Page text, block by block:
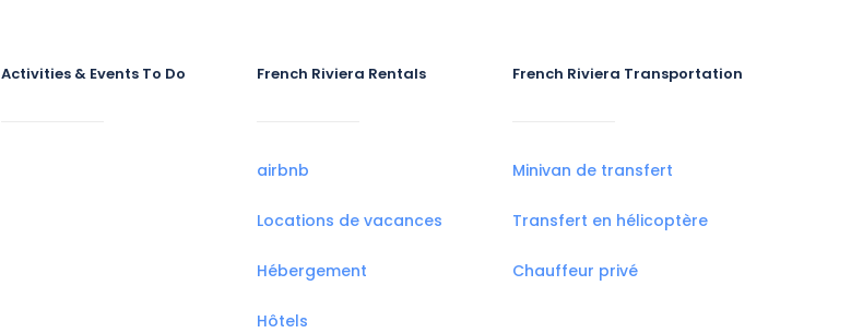
Activities & Events To Do French Riviera Rentals
airbnb
Locations de vacances
Hébergement
Hôtels
French Riviera Transportation
Minivan de transfert
Transfert en hélicoptère
Chauffeur privé